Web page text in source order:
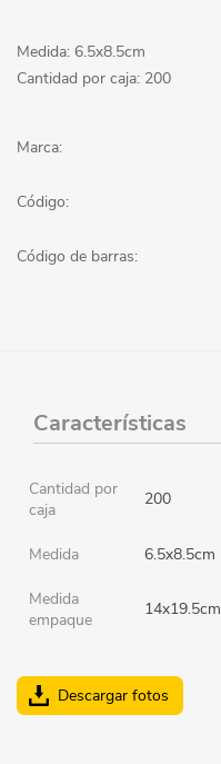
Medida: 6.5x8.5cm
Cantidad por caja: 200
Marca:
Código:
Código de barras:
Características
Cantidad por
caja
200
Medida 6.5x8.5cm
Medida
empaque
14x19.5cm
Descargar fotos